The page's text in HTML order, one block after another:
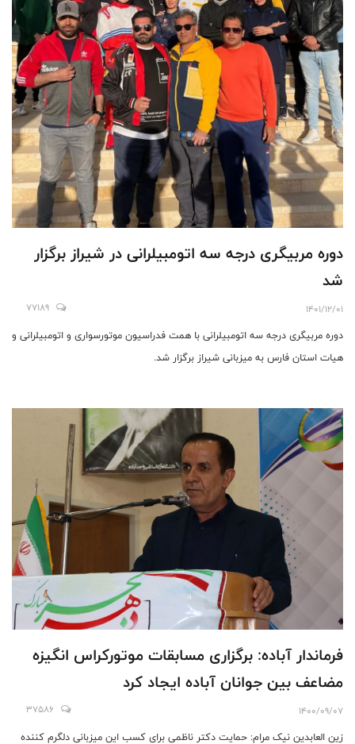
دوره مربیگری درجه سه اتومبیلرانی در شیراز برگزار
شد
1401/12/01
77189
دوره مربیگری درجه سه اتومبیلرانی با همت فدراسیون موتورسواری و اتومبیلرانی و
هیات استان فارس به میزبانی شیراز برگزار شد.
فرماندار آباده: برگزاری مسابقات موتورکراس انگیزه
مضاعف بین جوانان آباده ایجاد کرد
1400/09/07
37586
زین العابدین نیک مرام: حمایت دکتر ناظمی برای کسب این میزبانی دلگرم کننده